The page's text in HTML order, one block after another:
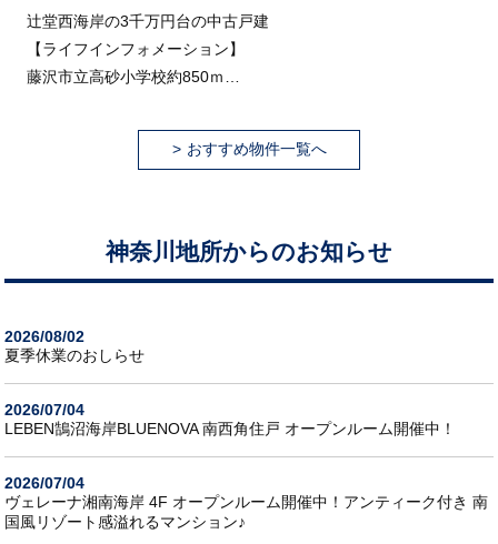
辻堂西海岸の3千万円台の中古戸建
【ライフインフォメーション】
藤沢市立高砂小学校約850ｍ
辻堂海浜公園約800ｍ
なぎさモール辻堂約150ｍ
工していますので実際と異なる部分が有ります。
おすすめ物件一覧へ
神奈川地所からのお知らせ
2026/08/02
夏季休業のおしらせ
2026/07/04
LEBEN鵠沼海岸BLUENOVA 南西角住戸 オープンルーム開催中！
2026/07/04
ヴェレーナ湘南海岸 4F オープンルーム開催中！アンティーク付き 南
国風リゾート感溢れるマンション♪